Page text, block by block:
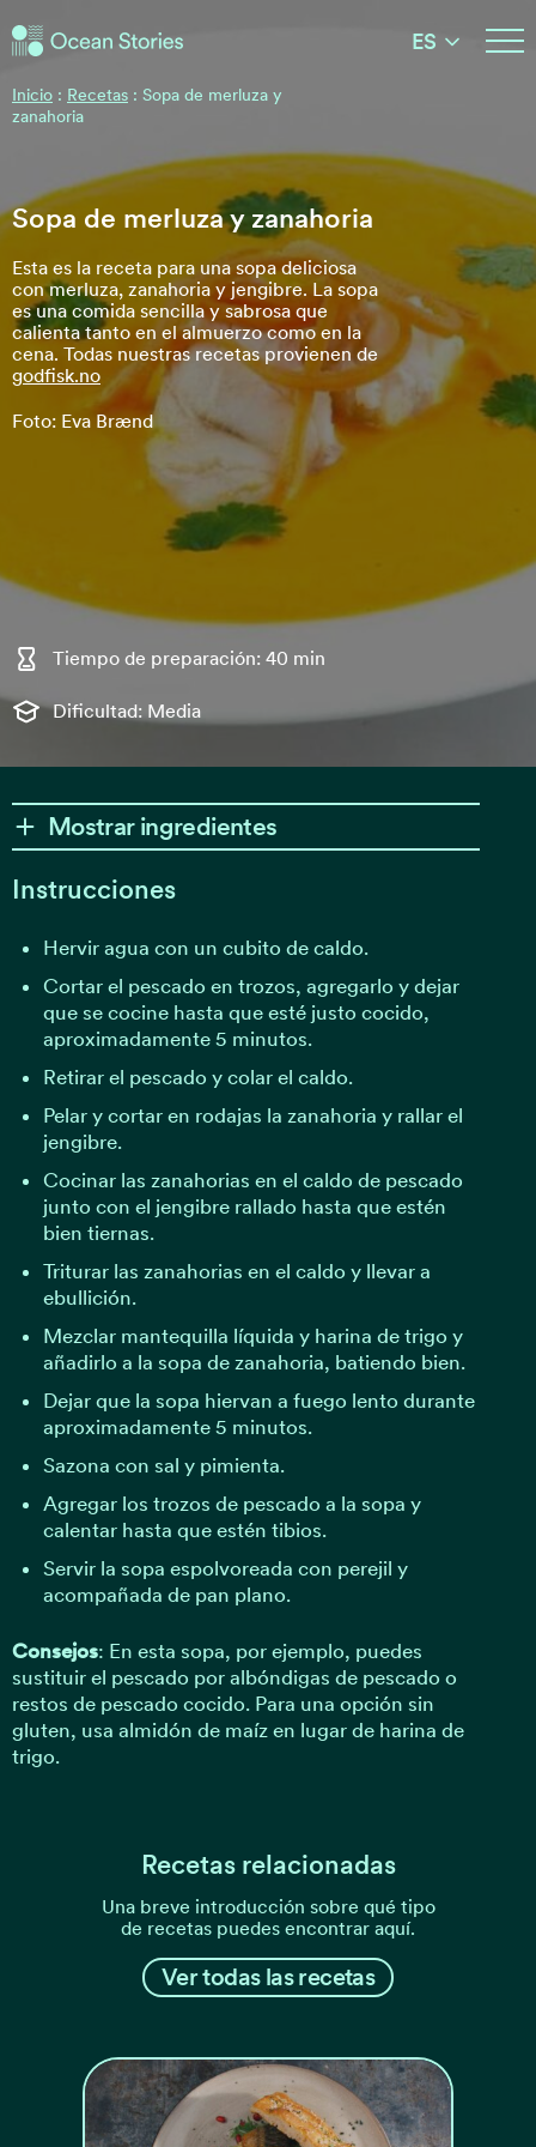
Historias del Océano
ES
Inicio : Recetas : Sopa de merluza y
zanahoria
Sopa de merluza y zanahoria
Esta es la receta para una sopa deliciosa
con merluza, zanahoria y jengibre. La sopa
es una comida sencilla y sabrosa que
calienta tanto en el almuerzo como en la
cena. Todas nuestras recetas provienen de
godfisk.no
Foto: Eva Brænd
Tiempo de preparación: 40 min
Dificultad: Media
Mostrar ingredientes
Instrucciones
Hervir agua con un cubito de caldo.
Cortar el pescado en trozos, agregarlo y dejar
que se cocine hasta que esté justo cocido,
aproximadamente 5 minutos.
Retirar el pescado y colar el caldo.
Pelar y cortar en rodajas la zanahoria y rallar el
jengibre.
Cocinar las zanahorias en el caldo de pescado
junto con el jengibre rallado hasta que estén
bien tiernas.
Triturar las zanahorias en el caldo y llevar a
ebullición.
Mezclar mantequilla líquida y harina de trigo y
añadirlo a la sopa de zanahoria, batiendo bien.
Dejar que la sopa hiervan a fuego lento durante
aproximadamente 5 minutos.
Sazona con sal y pimienta.
Agregar los trozos de pescado a la sopa y
calentar hasta que estén tibios.
Servir la sopa espolvoreada con perejil y
acompañada de pan plano.
Consejos: En esta sopa, por ejemplo, puedes
sustituir el pescado por albóndigas de pescado o
restos de pescado cocido. Para una opción sin
gluten, usa almidón de maíz en lugar de harina de
trigo.
Recetas relacionadas
Una breve introducción sobre qué tipo
de recetas puedes encontrar aquí.
Ver todas las recetas